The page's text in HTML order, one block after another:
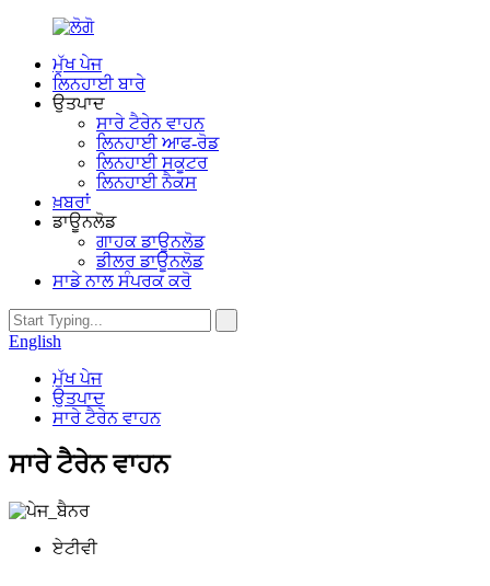
ਮੁੱਖ ਪੇਜ
ਲਿਨਹਾਈ ਬਾਰੇ
ਉਤਪਾਦ
ਸਾਰੇ ਟੈਰੇਨ ਵਾਹਨ
ਲਿਨਹਾਈ ਆਫ-ਰੋਡ
ਲਿਨਹਾਈ ਸਕੂਟਰ
ਲਿਨਹਾਈ ਨੈਕਸ
ਖ਼ਬਰਾਂ
ਡਾਊਨਲੋਡ
ਗਾਹਕ ਡਾਊਨਲੋਡ
ਡੀਲਰ ਡਾਊਨਲੋਡ
ਸਾਡੇ ਨਾਲ ਸੰਪਰਕ ਕਰੋ
English
ਮੁੱਖ ਪੇਜ
ਉਤਪਾਦ
ਸਾਰੇ ਟੈਰੇਨ ਵਾਹਨ
ਸਾਰੇ ਟੈਰੇਨ ਵਾਹਨ
ਏਟੀਵੀ